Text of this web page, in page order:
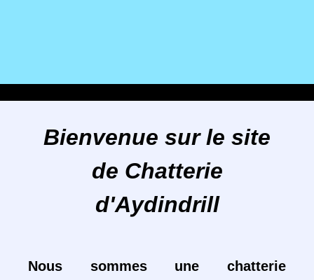
Bienvenue sur le site
de Chatterie
d'Aydindrill
Nous sommes une chatterie